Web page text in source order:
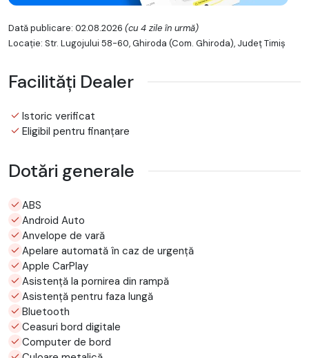
Dată publicare: 02.08.2026 (cu 4 zile în urmă)
Locație: Str. Lugojului 58-60, Ghiroda (Com. Ghiroda), Județ Timiş
Facilități Dealer
Istoric verificat
Eligibil pentru finanțare
Dotări generale
ABS
Android Auto
Anvelope de vară
Apelare automată în caz de urgență
Apple CarPlay
Asistență la pornirea din rampă
Asistență pentru faza lungă
Bluetooth
Ceasuri bord digitale
Computer de bord